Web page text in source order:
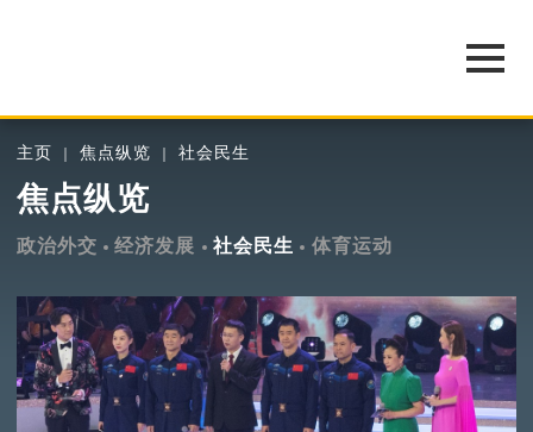
主页 焦点纵览 社会民生
焦点纵览
政治外交 经济发展 社会民生 体育运动